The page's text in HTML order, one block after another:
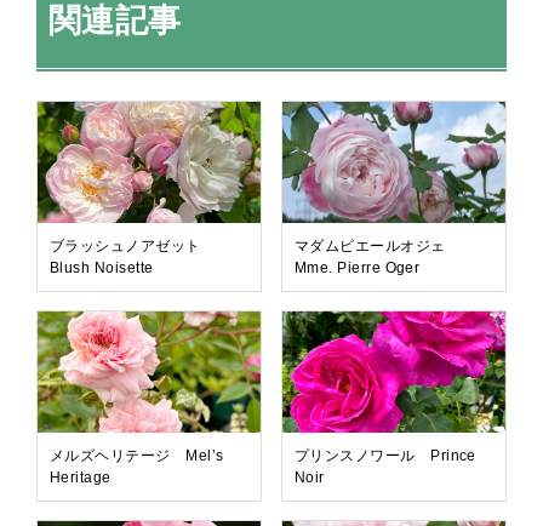
関連記事
ブラッシュノアゼット
Blush Noisette
マダムピエールオジェ
Mme. Pierre Oger
メルズヘリテージ Mel’s
Heritage
プリンスノワール Prince
Noir